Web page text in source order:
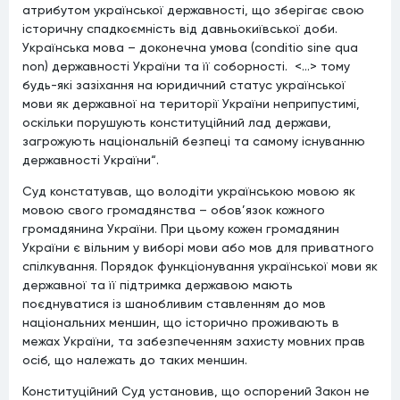
атрибутом української державності, що зберігає свою
історичну спадкоємність від давньокиївської доби.
Українська мова – доконечна умова (conditio sine qua
non) державності України та її соборності. <…> тому
будь-які зазіхання на юридичний статус української
мови як державної на території України неприпустимі,
оскільки порушують конституційний лад держави,
загрожують національній безпеці та самому існуванню
державності України“.
Суд констатував, що володіти українською мовою як
мовою свого громадянства – обов’язок кожного
громадянина України. При цьому кожен громадянин
України є вільним у виборі мови або мов для приватного
спілкування. Порядок функціонування української мови як
державної та її підтримка державою мають
поєднуватися із шанобливим ставленням до мов
національних меншин, що історично проживають в
межах України, та забезпеченням захисту мовних прав
осіб, що належать до таких меншин.
Конституційний Суд установив, що оспорений Закон не